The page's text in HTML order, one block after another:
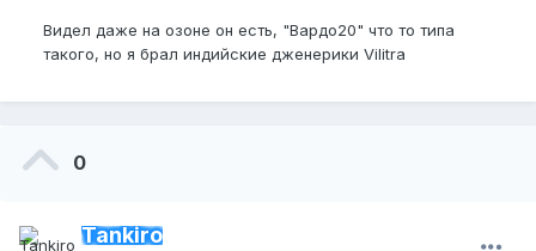
Видел даже на озоне он есть, "Вардо20" что то типа
такого, но я брал индийские дженерики Vilitra
0
Tankiro